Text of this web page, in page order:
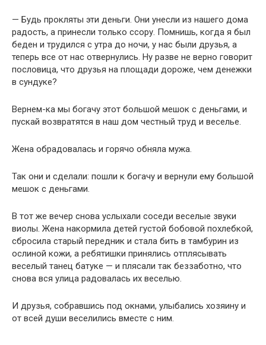
— Будь прокляты эти деньги. Они унесли из нашего дома
радость, а принесли только ссору. Помнишь, когда я был
беден и трудился с утра до ночи, у нас были друзья, а
теперь все от нас отвернулись. Ну разве не верно говорит
пословица, что друзья на площади дороже, чем денежки
в сундуке?
Вернем-ка мы богачу этот большой мешок с деньгами, и
пускай возвратятся в наш дом честный труд и веселье.
Жена обрадовалась и горячо обняла мужа.
Так они и сделали: пошли к богачу и вернули ему большой
мешок с деньгами.
В тот же вечер снова услыхали соседи веселые звуки
виолы. Жена накормила детей густой бобовой похлебкой,
сбросила старый передник и стала бить в тамбурин из
ослиной кожи, а ребятишки принялись отплясывать
веселый танец батуке — и плясали так беззаботно, что
снова вся улица радовалась их веселью.
И друзья, собравшись под окнами, улыбались хозяину и
от всей души веселились вместе с ним.